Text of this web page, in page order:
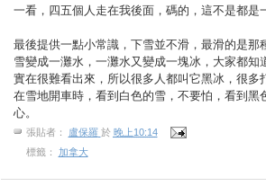
一看，四五個人走在我後面，碼的，這不是都是
最後提供一點小常識，下雪並不滑，最滑的是那
雪變成一灘水，一灘水又變成一塊冰，大家都知
實在很難看出來，所以很多人都叫它黑冰，很多
在雪地開車時，看到白色的雪，不要怕，看到黑
心。
張貼者： 盧保羅 於 晚上10:14
標籤： 加拿大